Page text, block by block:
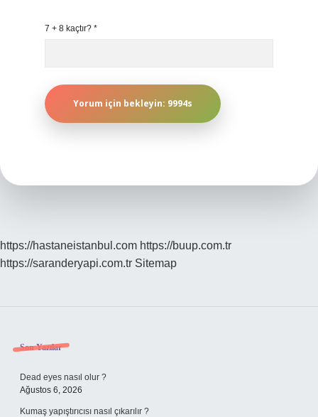
7 + 8 kaçtır? *
https://hastaneistanbul.com https://buup.com.tr
https://saranderyapi.com.tr Sitemap
Sidebar
Son Yazılar
Dead eyes nasıl olur ?
Ağustos 6, 2026
Kumaş yapıştırıcısı nasıl çıkarılır ?